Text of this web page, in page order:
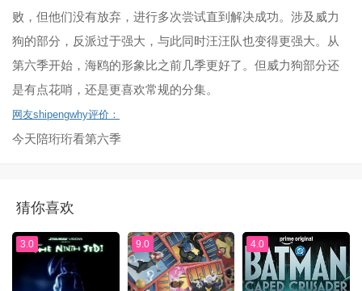
败，但他们没有放弃，进行多次尝试直到解决成功。涉及威力
狗的部分，反派过于强大，与此同时汪汪队也变得更强大。从
第六季开始，海鸥的形象比之前几季更好了。但威力狗部分还
是有点花哨，还是更喜欢常规的分集。
网友shipengwhy评价：
今天陪珩珩看第六季
猜你喜欢
3.0 9.0 4.0